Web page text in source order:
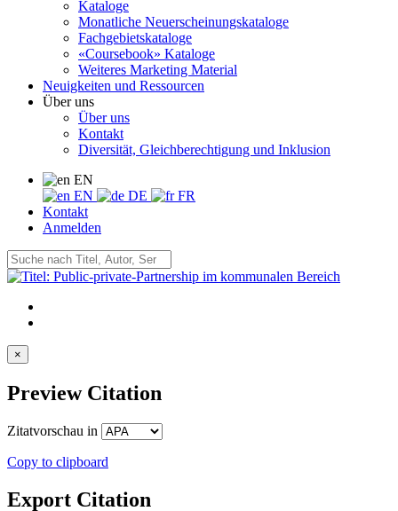
Kataloge
Monatliche Neuerscheinungskataloge
Fachgebietskataloge
«Coursebook» Kataloge
Weiteres Marketing Material
Neuigkeiten und Ressourcen
Über uns
Über uns
Kontakt
Diversität, Gleichberechtigung und Inklusion
EN
EN
DE
FR
Kontakt
Anmelden
×
Preview Citation
Zitatvorschau in
Copy to clipboard
Export Citation